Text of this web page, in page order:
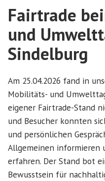
Fairtrade
und
Sindelburg
Am 25.04.2026 fand in
Mobilitäts- und
eigener Fairtrade-Stand
und Besucher konnten
und persönlichen
Allgemeinen informieren
erfahren. Der Stand bot
Bewusstsein für